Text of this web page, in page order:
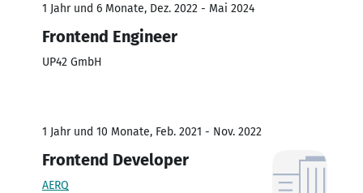
1 Jahr und 6 Monate, Dez. 2022 - Mai 2024
Frontend Engineer
UP42 GmbH
1 Jahr und 10 Monate, Feb. 2021 - Nov. 2022
Frontend Developer
AERQ